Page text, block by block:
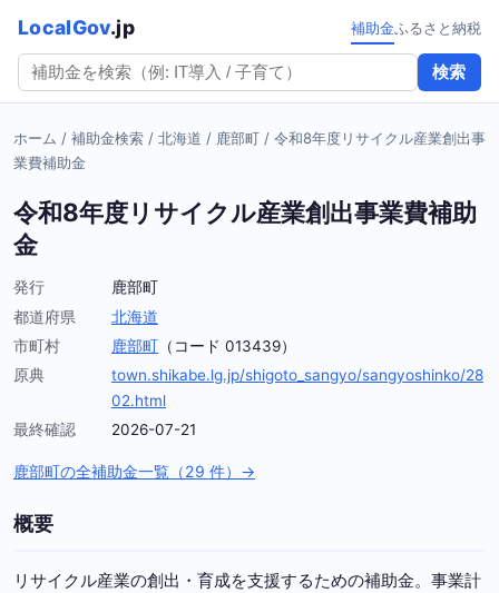
LocalGov.jp
検索
補助金ふるさと納税
ホーム / 補助金検索 / 北海道 / 鹿部町 / 令和8年度リサイクル産業創出事
業費補助金
令和8年度リサイクル産業創出事業費補助
金
発行
鹿部町
都道府県
北海道
市町村
鹿部町 （コード 013439）
原典
town.shikabe.lg.jp/shigoto_sangyo/sangyoshinko/28
02.html
最終確認
2026-07-21
鹿部町の全補助金一覧（29 件）→
概要
リサイクル産業の創出・育成を支援するための補助金。事業計